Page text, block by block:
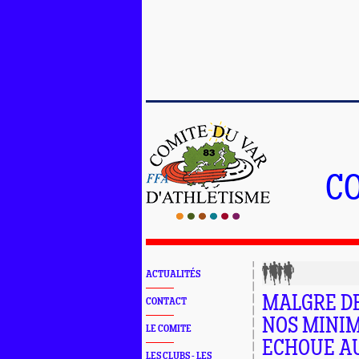
ACTUALITÉS
CONTACT
LE COMITE
LES CLUBS - LES
MALGRE
NOS
ECHOUE